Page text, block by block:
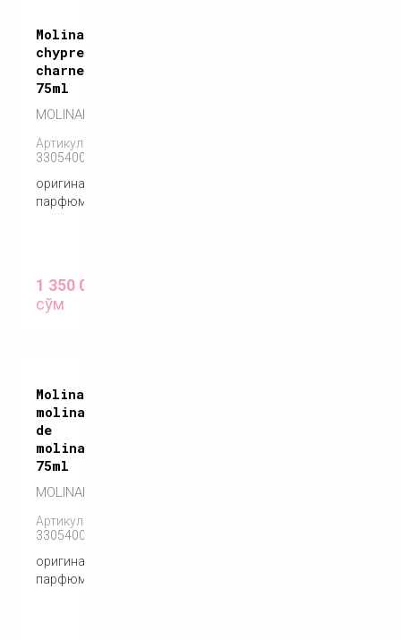
Molinard
chypre
charnel
75ml
MOLINARD
Артикул:
3305400095029
оригинальный
парфюм
1 350 000
сўм
Molinard
molinard
de
molinard
75ml
MOLINARD
Артикул:
3305400095029
оригинальный
парфюм